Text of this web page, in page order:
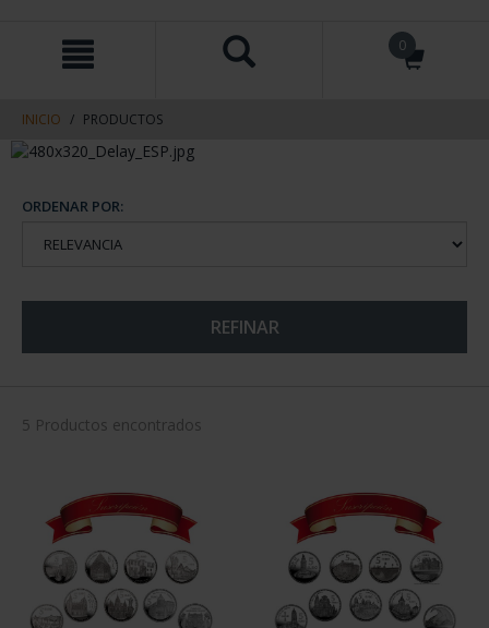
contenido
navegacin
0
INICIO PRODUCTOS
ORDENAR POR:
REFINAR
5 Productos encontrados